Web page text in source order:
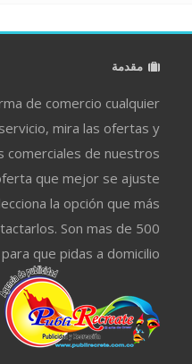
مقدمة
de comercio cualquier
mira las ofertas y
comerciales de nuestros
que mejor se ajuste
la opción que más
Son mas de 500
que pidas a domicilio